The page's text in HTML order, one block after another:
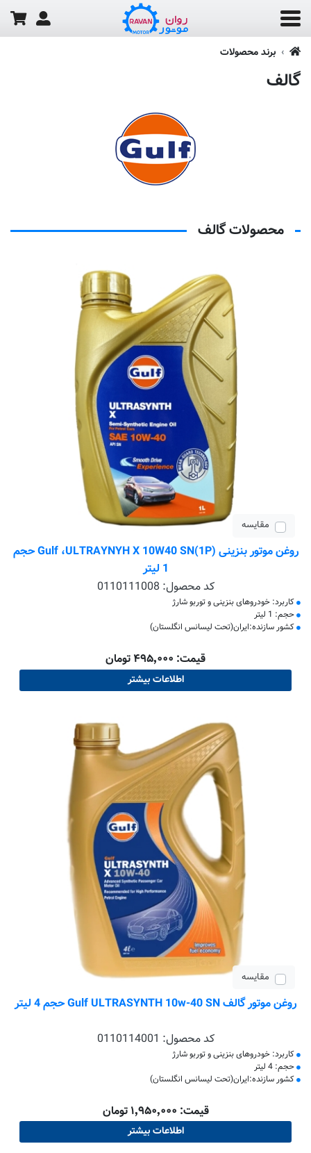
برند محصولات
گالف
محصولات گالف
مقایسه
روغن موتور بنزینی Gulf ،ULTRAYNYH X 10W40 SN(1P) حجم
1 لیتر
کد محصول: 0110111008
کاربرد: خودروهای بنزینی و توربو شارژ
حجم: 1 لیتر
کشور سازنده:ایران(تحت لیسانس انگلستان)
قیمت: ۴۹۵٬۰۰۰ تومان
اطلاعات بیشتر
مقایسه
روغن موتور گالف Gulf ULTRASYNTH 10w-40 SN حجم 4 لیتر
کد محصول: 0110114001
کاربرد: خودروهای بنزینی و توربو شارژ
حجم: 4 لیتر
کشور سازنده:ایران(تحت لیسانس انگلستان)
قیمت: ۱٬۹۵۰٬۰۰۰ تومان
اطلاعات بیشتر